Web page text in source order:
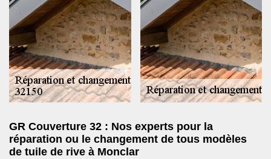
GR Couverture 32 : Nos experts pour la
réparation ou le changement de tous modèles
de tuile de rive à Monclar